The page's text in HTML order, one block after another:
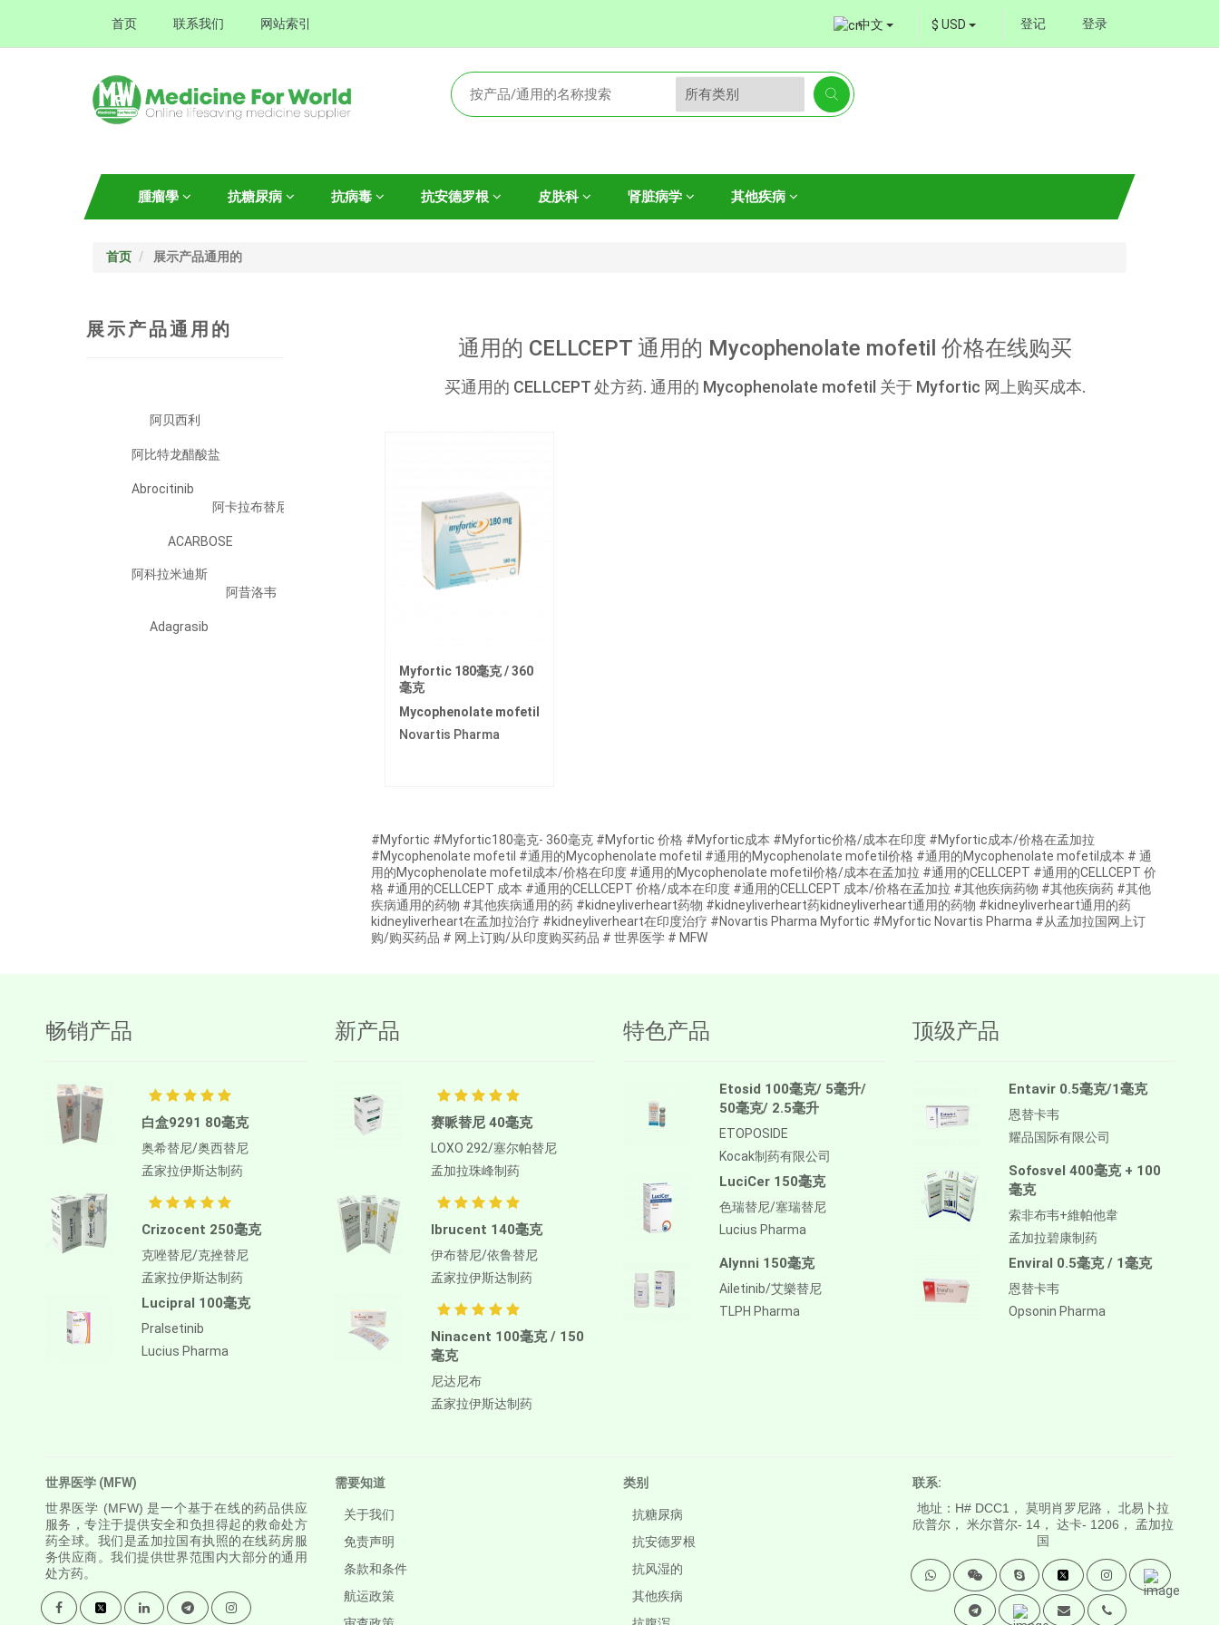
首页 联系我们 网站索引 中文 $ USD 登记 登录
腫瘤學 抗糖尿病 抗病毒 抗安德罗根 皮肤科 肾脏病学 其他疾病
首页 展示产品通用的
展示产品通用的
阿贝西利
阿比特龙醋酸盐
Abrocitinib
阿卡拉布替尼
ACARBOSE
阿科拉米迪斯
阿昔洛韦
Adagrasib
阿那曲唑
Anti-Human thymocyte
Antithymocyte Globulin-
equine
阿帕鲁胺/阿帕他胺
阿普斯特
Atazanavir + Ritonavir
阿特珠单抗
Atomoxetine Hydrochloride
Atorvastatin Calcium
通用的 CELLCEPT 通用的 Mycophenolate mofetil 价格在线购买
买通用的 CELLCEPT 处方药. 通用的 Mycophenolate mofetil 关于 Myfortic 网上购买成本.
Myfortic 180毫克 / 360
毫克
Mycophenolate mofetil
Novartis Pharma
#Myfortic #Myfortic180毫克- 360毫克 #Myfortic 价格 #Myfortic成本 #Myfortic价格/成本在印度 #Myfortic成本/价格在孟加拉
#Mycophenolate mofetil #通用的Mycophenolate mofetil #通用的Mycophenolate mofetil价格 #通用的Mycophenolate mofetil成本 # 通
用的Mycophenolate mofetil成本/价格在印度 #通用的Mycophenolate mofetil价格/成本在孟加拉 #通用的CELLCEPT #通用的CELLCEPT 价
格 #通用的CELLCEPT 成本 #通用的CELLCEPT 价格/成本在印度 #通用的CELLCEPT 成本/价格在孟加拉 #其他疾病药物 #其他疾病药 #其他
疾病通用的药物 #其他疾病通用的药 #kidneyliverheart药物 #kidneyliverheart药kidneyliverheart通用的药物 #kidneyliverheart通用的药
kidneyliverheart在孟加拉治疗 #kidneyliverheart在印度治疗 #Novartis Pharma Myfortic #Myfortic Novartis Pharma #从孟加拉国网上订
购/购买药品 # 网上订购/从印度购买药品 # 世界医学 # MFW
畅销产品
白盒9291 80毫克
奥希替尼/奥西替尼
孟家拉伊斯达制药
Crizocent 250毫克
克唑替尼/克挫替尼
孟家拉伊斯达制药
Lucipral 100毫克
Pralsetinib
Lucius Pharma
新产品
赛哌替尼 40毫克
LOXO 292/塞尔帕替尼
孟加拉珠峰制药
Ibrucent 140毫克
伊布替尼/依鲁替尼
孟家拉伊斯达制药
Ninacent 100毫克 / 150
毫克
尼达尼布
孟家拉伊斯达制药
特色产品
Etosid 100毫克/ 5毫升/
50毫克/ 2.5毫升
ETOPOSIDE
Kocak制药有限公司
LuciCer 150毫克
色瑞替尼/塞瑞替尼
Lucius Pharma
Alynni 150毫克
Ailetinib/艾樂替尼
TLPH Pharma
顶级产品
Entavir 0.5毫克/1毫克
恩替卡韦
耀品国际有限公司
Sofosvel 400毫克 + 100
毫克
索非布韦+維帕他韋
孟加拉碧康制药
Enviral 0.5毫克 / 1毫克
恩替卡韦
Opsonin Pharma
世界医学 (MFW)
世界医学 (MFW) 是一个基于在线的药品供应
服务，专注于提供安全和负担得起的救命处方
药全球。我们是孟加拉国有执照的在线药房服
务供应商。我们提供世界范围内大部分的通用
处方药。
需要知道
关于我们
免责声明
条款和条件
航运政策
类别
抗糖尿病
抗安德罗根
抗风湿的
其他疾病
联系:
地址：H# DCC1， 莫明肖罗尼路， 北易卜拉
欣普尔， 米尔普尔- 14， 达卡- 1206， 孟加拉
国